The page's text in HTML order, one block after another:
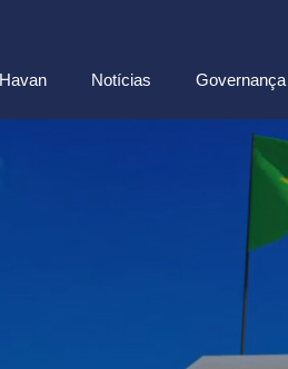
Notícias